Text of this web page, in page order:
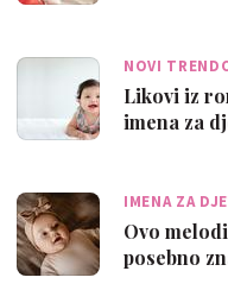
NOVI
Likovi iz
imena za
IMENA ZA
Ovo
posebno